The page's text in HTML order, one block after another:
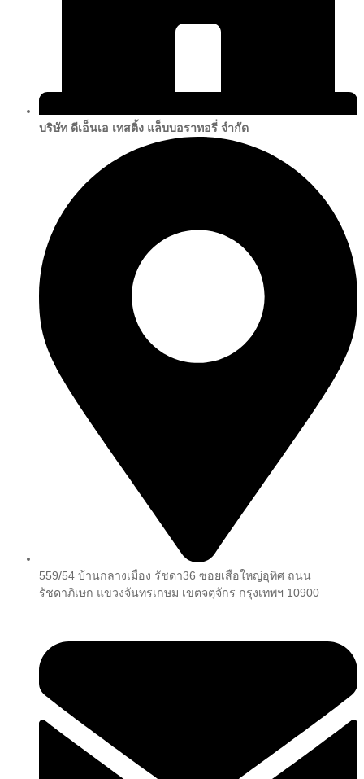
บริษัท ดีเอ็นเอ เทสติ้ง แล็บบอราทอรี่ จำกัด
559/54 บ้านกลางเมือง รัชดา36 ซอยเสือใหญ่อุทิศ ถนน
รัชดาภิเษก แขวงจันทรเกษม เขตจตุจักร กรุงเทพฯ 10900